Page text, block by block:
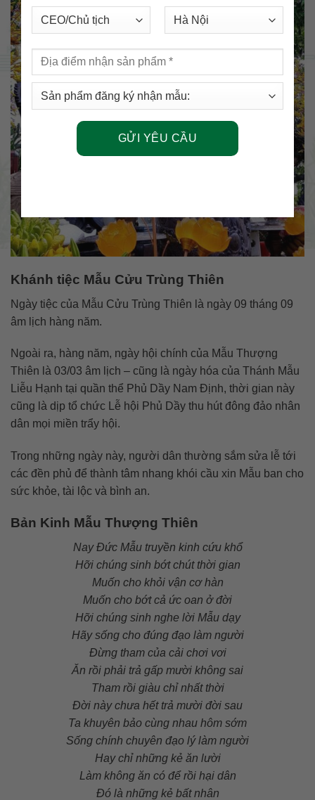
Khánh tiệc Mẫu Cửu Trùng Thiên
Ngày tiệc của Mẫu Cửu Trùng Thiên là ngày 09 tháng 09
âm lịch hàng năm.
Ngoài ra, hàng năm, ngày hội chính của Mẫu Thượng
Thiên là 03/03 âm lịch – cũng là ngày hóa của Thánh Mẫu
Liễu Hạnh tại quần thể Phủ Dầy Nam Định, thời gian này
cũng là dịp tổ chức Lễ hội Phủ Dầy thu hút đông đảo nhân
dân mọi miền trẩy hội.
Trong những ngày này, người dân thường sắm sửa lễ tới
các đền phủ để thành tâm nhang khói cầu xin Mẫu ban cho
sức khỏe, tài lộc và bình an.
Bản Kinh Mẫu Thượng Thiên
Nay Đức Mẫu truyền kinh cứu khổ
Hỡi chúng sinh bớt chút thời gian
Muốn cho khỏi vận cơ hàn
Muốn cho bớt cả ức oan ở đời
Hỡi chúng sinh nghe lời Mẫu dạy
Hãy sống cho đúng đạo làm người
Đừng tham của cải chơi vơi
Ăn rồi phải trả gấp mười không sai
Tham rồi giàu chỉ nhất thời
Đời này chưa hết trả mười đời sau
Ta khuyên bảo cùng nhau hôm sớm
Sống chính chuyên đạo lý làm người
Hay chỉ những kẻ ăn lười
Làm không ăn có để rồi hại dân
Đó là những kẻ bất nhân